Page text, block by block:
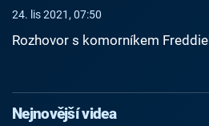
24. lis 2021, 07:50
Rozhovor s komorníkem
Nejnovější videa